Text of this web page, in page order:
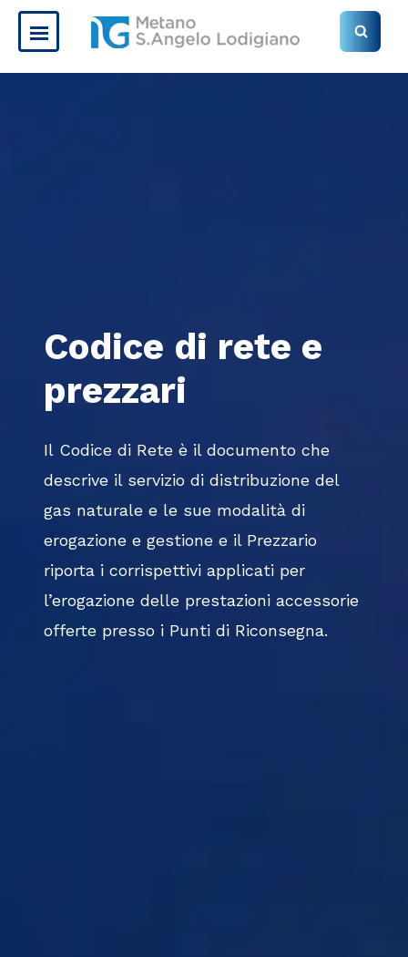
Codice di rete e
prezzari
Il Codice di Rete è il documento che
descrive il servizio di distribuzione del
gas naturale e le sue modalità di
erogazione e gestione e il Prezzario
riporta i corrispettivi applicati per
l’erogazione delle prestazioni accessorie
offerte presso i Punti di Riconsegna.